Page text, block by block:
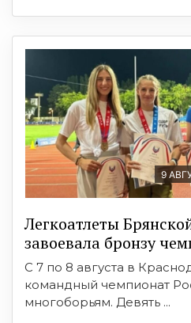
9
Легкоатлеты
завоевала бронзу
С 7 по 8 августа в
командный чемпионат
многоборьям. Девять ...